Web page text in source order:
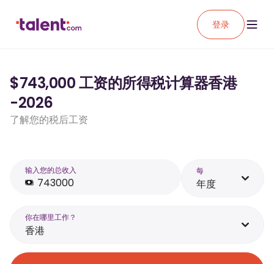
登录
$743,000 工资的所得税计算器香港
-2026
了解您的税后工资
输入您的总收入 每
年度
你在哪里工作？
香港